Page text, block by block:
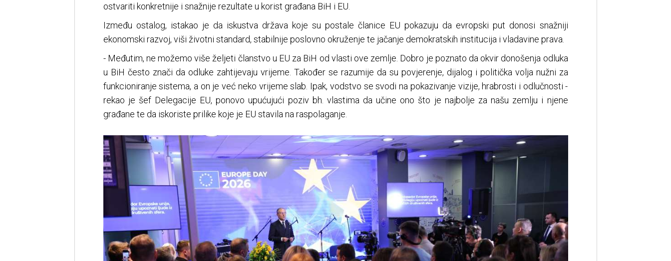
ostvariti konkretnije i snažnije rezultate u korist građana BiH i EU.
Između ostalog, istakao je da iskustva država koje su postale članice EU pokazuju da evropski put donosi snažniji
ekonomski razvoj, viši životni standard, stabilnije poslovno okruženje te jačanje demokratskih institucija i vladavine prava.
- Međutim, ne možemo više željeti članstvo u EU za BiH od vlasti ove zemlje. Dobro je poznato da okvir donošenja odluka
u BiH često znači da odluke zahtijevaju vrijeme. Također se razumije da su povjerenje, dijalog i politička volja nužni za
funkcioniranje sistema, a on je već neko vrijeme slab. Ipak, vodstvo se svodi na pokazivanje vizije, hrabrosti i odlučnosti -
rekao je šef Delegacije EU, ponovo upućujući poziv bh. vlastima da učine ono što je najbolje za našu zemlju i njene
građane te da iskoriste prilike koje je EU stavila na raspolaganje.